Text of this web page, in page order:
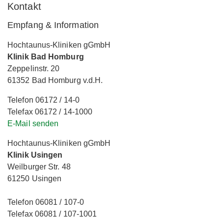
Kontakt
Empfang & Information
Hochtaunus-Kliniken gGmbH
Klinik Bad Homburg
Zeppelinstr. 20
61352 Bad Homburg v.d.H.
Telefon 06172 / 14-0
Telefax 06172 / 14-1000
E-Mail senden
Hochtaunus-Kliniken gGmbH
Klinik Usingen
Weilburger Str. 48
61250 Usingen
Telefon 06081 / 107-0
Telefax 06081 / 107-1001